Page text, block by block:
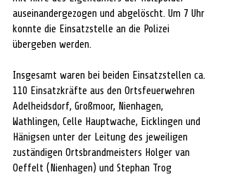
auseinandergezogen und abgelöscht. Um 7 Uhr
konnte die Einsatzstelle an die Polizei
übergeben werden.
Insgesamt waren bei beiden Einsatzstellen ca.
110 Einsatzkräfte aus den Ortsfeuerwehren
Adelheidsdorf, Großmoor, Nienhagen,
Wathlingen, Celle Hauptwache, Eicklingen und
Hänigsen unter der Leitung des jeweiligen
zuständigen Ortsbrandmeisters Holger van
Oeffelt (Nienhagen) und Stephan Trog